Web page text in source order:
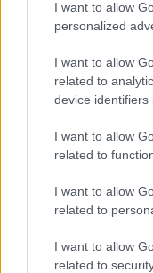
I want to allow
personalized
I want to allow
related to
device identifiers
I want to allow
related to
I want to allow
related to
I want to allow
related to
Mire a végére
LEGÚJABB